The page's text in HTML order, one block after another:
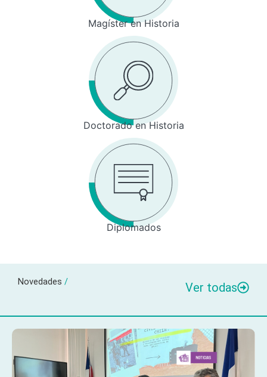
Magíster en Historia
Doctorado en Historia
Diplomados
Novedades / Ver todas